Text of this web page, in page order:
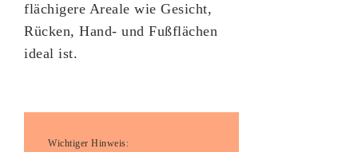
flächigere Areale wie Gesicht,
Rücken, Hand- und Fußflächen
ideal ist.
Wichtiger Hinweis: